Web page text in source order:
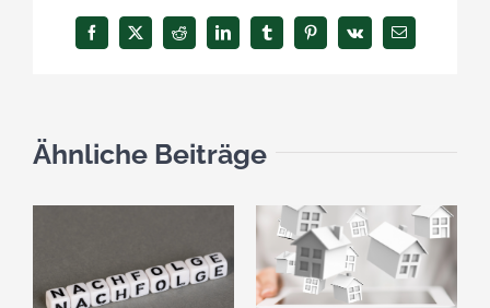
Facebook
X Reddit LinkedInTumblrPinterest
Vk
E-
Mail
Ähnliche Beiträge